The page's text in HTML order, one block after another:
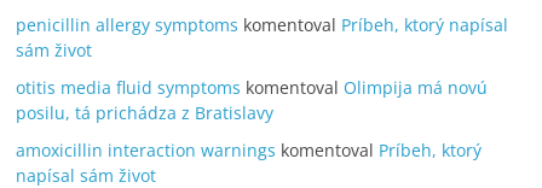
penicillin allergy symptoms komentoval Príbeh, ktorý napísal
sám život
otitis media fluid symptoms komentoval Olimpija má novú
posilu, tá prichádza z Bratislavy
amoxicillin interaction warnings komentoval Príbeh, ktorý
napísal sám život